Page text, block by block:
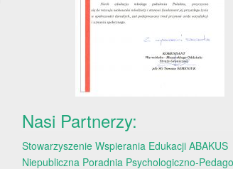
Nasi Partnerzy:
Stowarzyszenie Wspierania Edukacji ABAKUS
Niepubliczna Poradnia Psychologiczno-